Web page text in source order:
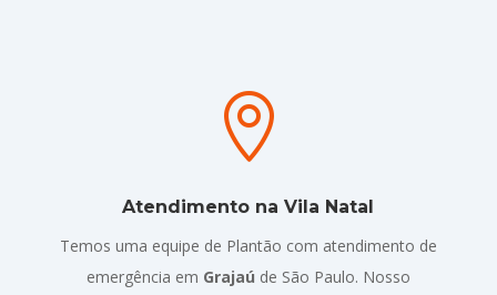

Atendimento na Vila Natal
Temos uma equipe de Plantão com atendimento de
emergência em Grajaú de São Paulo. Nosso